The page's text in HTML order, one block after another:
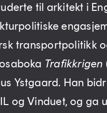
til arkitekt i
transportpolitikk
Trafikkrigen
Ystgaard. Han
og Vinduet, og